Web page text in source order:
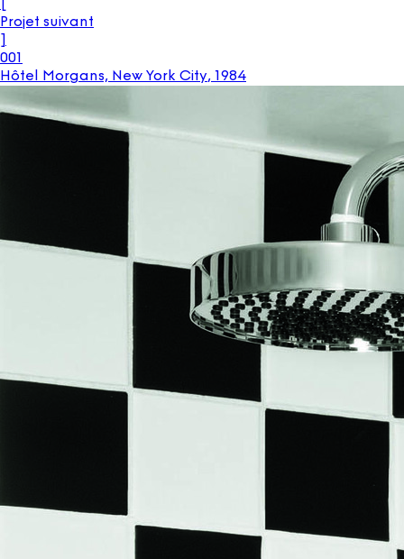
Projet suivant
001
Hôtel Morgans, New York City, 1984